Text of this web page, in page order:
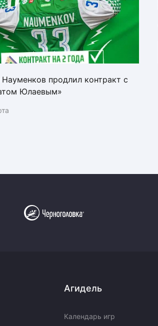
продлил контракт с
Юлаевым»
Агидель
Календарь игр